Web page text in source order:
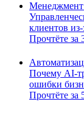
Менеджмент
клиентов
Прочтёте за
Почему AI-
ошибки
Прочтёте за